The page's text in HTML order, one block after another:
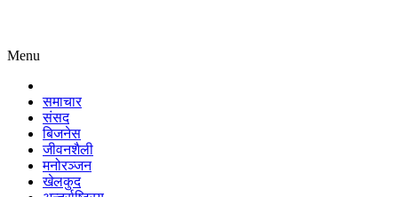
Menu
समाचार
संसद
बिजनेस
जीवनशैली
मनोरञ्जन
खेलकुद